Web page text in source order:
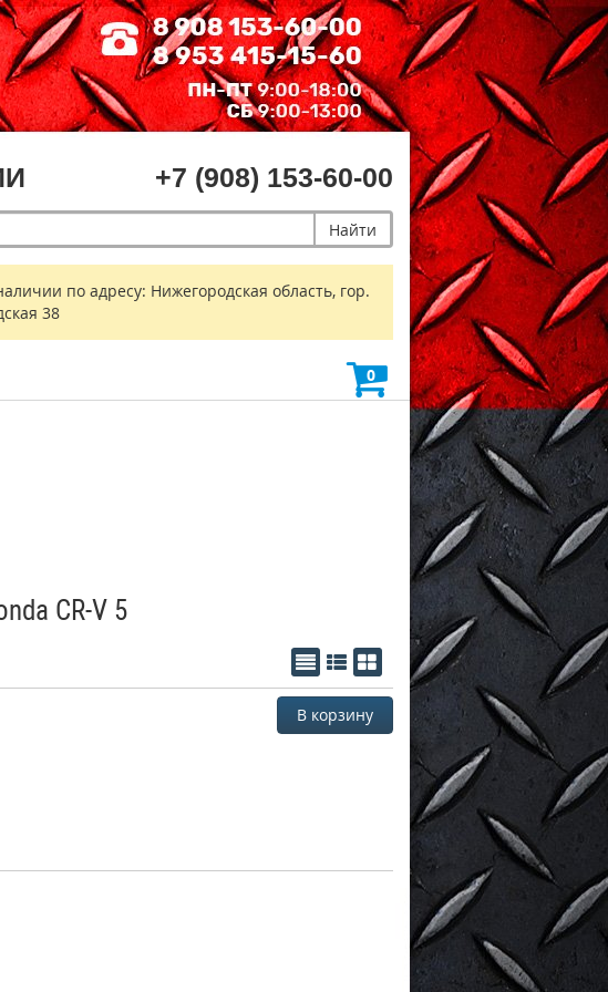
+7 (908) 153-60-00
Найти
по адресу: Нижегородская область, гор.
38
0
CR-V 5
В корзину